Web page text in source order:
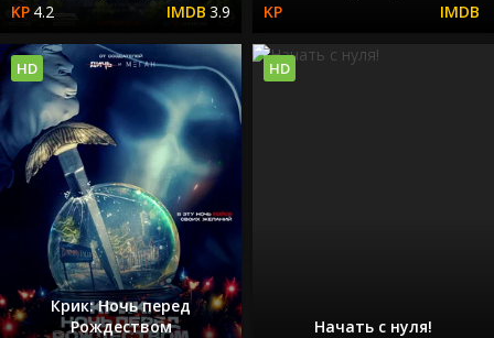
4.2 3.9
Крик: Ночь перед
Рождеством
HD
Начать с нуля!
HD